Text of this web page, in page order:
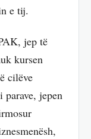
e tij.
jep të
kursen
cilëve
parave, jepen